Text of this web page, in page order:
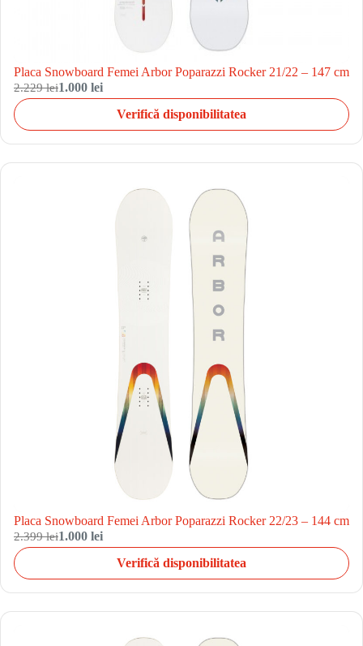
Placa Snowboard Femei Arbor Poparazzi Rocker 21/22 – 147 cm
2.229 lei1.000 lei
Verifică disponibilitatea
Placa Snowboard Femei Arbor Poparazzi Rocker 22/23 – 144 cm
2.399 lei1.000 lei
Verifică disponibilitatea